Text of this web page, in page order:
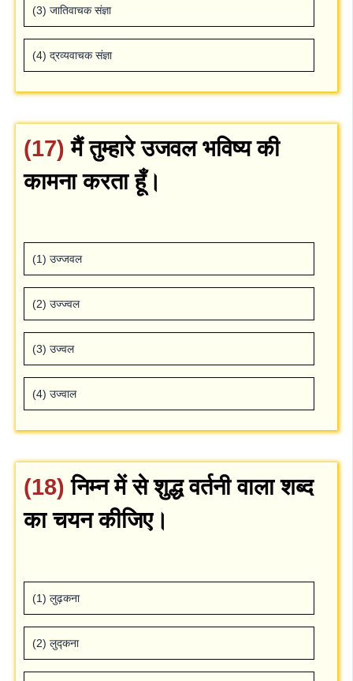
(3) जातिवाचक संज्ञा
(4) द्रव्‍यवाचक संज्ञा
(17)मैं तुम्‍हारे उजवल भविष्‍य की
कामना करता हूँ।
(1) उज्‍जवल
(2) उज्‍ज्‍वल
(3) उज्‍वल
(4) उज्‍वाल
(18)निम्‍न में से शुद्ध वर्तनी वाला शब्‍द
का चयन कीजिए।
(1) लुढ़कना
(2) लुद्कना